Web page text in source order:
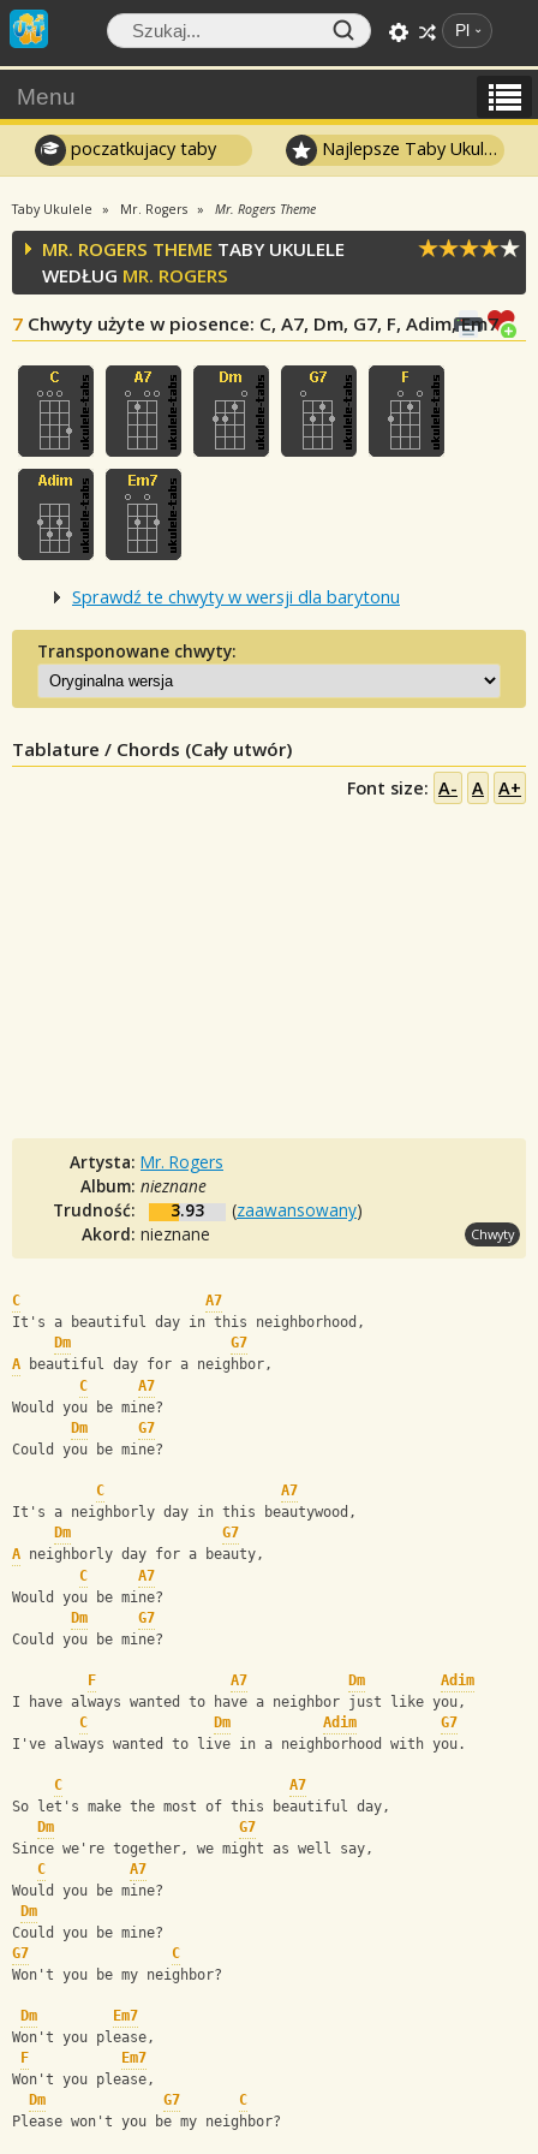
Pl
Menu
poczatkujacy taby Najlepsze Taby Ukulele
Taby Ukulele Mr. Rogers Mr. Rogers Theme
MR. ROGERS THEME TABY UKULELE
WEDŁUG MR. ROGERS
7 Chwyty użyte w piosence: C, A7, Dm, G7, F, Adim, Em7
Sprawdź te chwyty w wersji dla barytonu
Transponowane chwyty:
Tablature / Chords (Cały utwór)
Font size: A- A A+
Artysta: Mr. Rogers
Album: nieznane
Trudność:
3.93 (zaawansowany)
Akord: nieznane Chwyty
C
A7
It's a beautiful day in this neighborhood,
Dm
G7
A beautiful day for a neighbor,
C
A7
Would you be mine?
Dm
G7
Could you be mine?
C
A7
It's a neighborly day in this beautywood,
Dm
G7
A neighborly day for a beauty,
C
A7
Would you be mine?
Dm
G7
Could you be mine?
F A7 Dm
Adim
I have always wanted to have a neighbor just like you,
C
Dm Adim
G7
I've always wanted to live in a neighborhood with you.
C
A7
So let's make the most of this beautiful day,
Dm
G7
Since we're together, we might as well say,
C
A7
Would you be mine?
Dm
Could you be mine?
G7
C
Won't you be my neighbor?
Dm
Em7
Won't you please,
F
Em7
Won't you please,
Dm
G7
C
Please won't you be my neighbor?